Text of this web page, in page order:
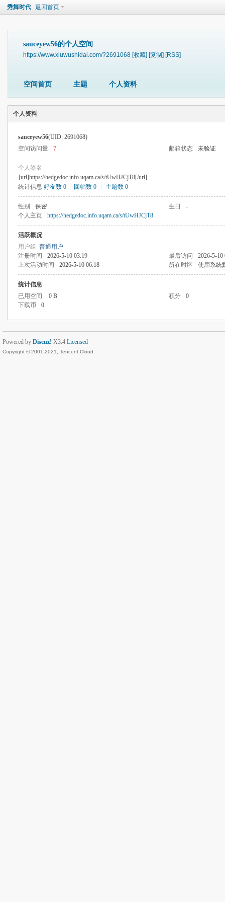
秀舞时代 返回首页
sauceyew56的个人空间
https://www.xiuwushidai.com/?2691068 [收藏] [复制] [RSS]
空间首页 主题 个人资料
个人资料
sauceyew56(UID: 2691068)
空间访问量
7 邮箱状态 未验证
个人签名
[url]https://hedgedoc.info.uqam.ca/s/tUwHJCjT8[/url]
统计信息 好友数 0 回帖数 0 主题数 0
性别 保密 生日
-
个人主页
https://hedgedoc.info.uqam.ca/s/tUwHJCjT8
活跃概况
用户组 普通用户
注册时间
2026-5-10 03:19 最后访问
2026-5-10
上次活动时间
2026-5-10 06:18 所在时区 使用系统
统计信息
已用空间
0 B 积分
0
下载币
0
Powered by Discuz! X3.4 Licensed
Copyright © 2001-2021, Tencent Cloud.